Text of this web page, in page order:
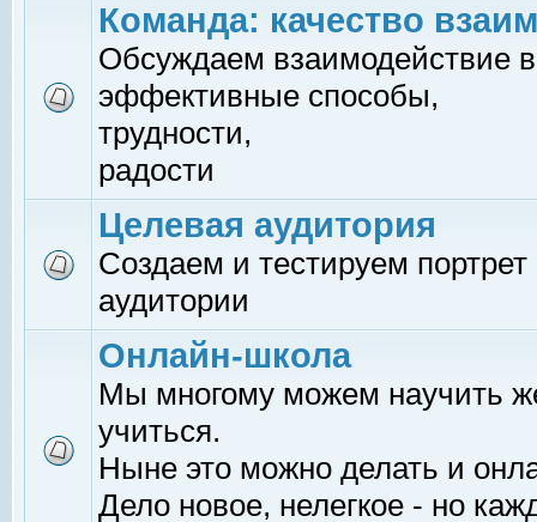
Команда: качество
Обсуждаем взаимодействие
эффективные способы,
трудности,
радости
Целевая аудитория
Создаем и тестируем
аудитории
Онлайн-школа
Мы многому можем научить
учиться.
Ныне это можно делать и
Дело новое, нелегкое - но